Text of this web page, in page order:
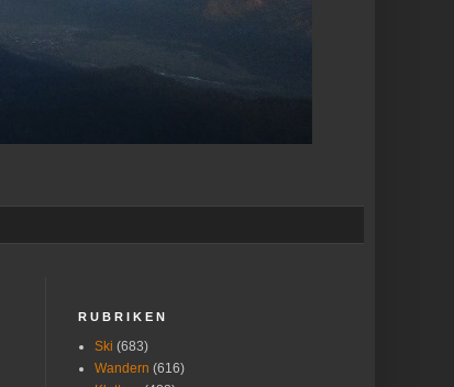
R U B R I K E N
Ski (683)
Wandern (616)